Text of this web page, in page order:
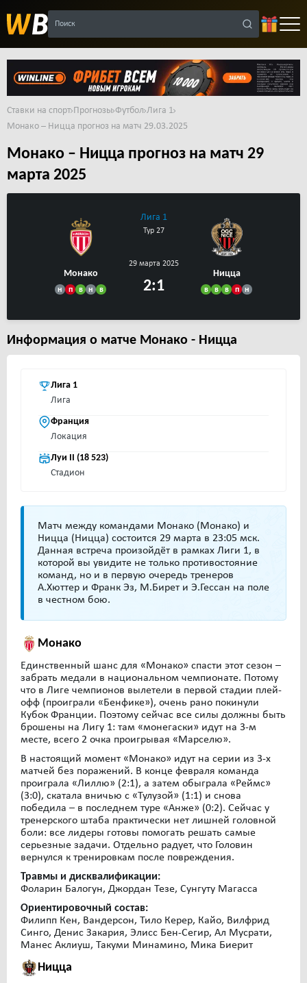
Поиск
Ставки на спорт Прогнозы Футбол Лига 1
Монако – Ницца прогноз на матч 29.03.2025
Монако – Ницца прогноз на матч 29
марта 2025
Монако
н п в н в
Лига 1
Тур 27
29 марта 2025
2:1
Ницца
в в в п н
Информация о матче Монако - Ницца
Лига 1
Лига
Франция
Локация
Луи II (18 523)
Стадион
Матч между командами Монако (Монако) и
Ницца (Ницца) состоится 29 марта в 23:05 мск.
Данная встреча произойдёт в рамках Лиги 1, в
которой вы увидите не только противостояние
команд, но и в первую очередь тренеров
А.Хюттер и Франк Эз, М.Бирет и Э.Гессан на поле
в честном бою.
Монако
Единственный шанс для «Монако» спасти этот сезон –
забрать медали в национальном чемпионате. Потому
что в Лиге чемпионов вылетели в первой стадии плей-
офф (проиграли «Бенфике»), очень рано покинули
Кубок Франции. Поэтому сейчас все силы должны быть
брошены на Лигу 1: там «монегаски» идут на 3-м
месте, всего 2 очка проигрывая «Марселю».
В настоящий момент «Монако» идут на серии из 3-х
матчей без поражений. В конце февраля команда
проиграла «Лиллю» (2:1), а затем обыграла «Реймс»
(3:0), скатала вничью с «Тулузой» (1:1) и снова
победила – в последнем туре «Анже» (0:2). Сейчас у
тренерского штаба практически нет лишней головной
боли: все лидеры готовы помогать решать самые
серьезные задачи. Отдельно радует, что Головин
вернулся к тренировкам после повреждения.
Травмы и дисквалификации:
Фоларин Балогун, Джордан Тезе, Сунгуту Магасса
Ориентировочный состав:
Филипп Кен, Вандерсон, Тило Керер, Кайо, Вилфрид
Синго, Денис Закария, Элисс Бен-Сегир, Ал Мусрати,
Манес Аклиуш, Такуми Минамино, Мика Биерит
Ницца